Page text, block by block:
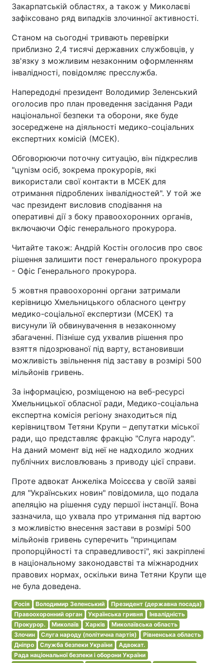
Закарпатській областях, а також у Миколаєві
зафіксовано ряд випадків злочинної активності.
Станом на сьогодні тривають перевірки
приблизно 2,4 тисячі державних службовців, у
зв'язку з можливим незаконним оформленням
інвалідності, повідомляє пресслужба.
Напередодні президент Володимир Зеленський
оголосив про план проведення засідання Ради
національної безпеки та оборони, яке буде
зосереджене на діяльності медико-соціальних
експертних комісій (МСЕК).
Обговорюючи поточну ситуацію, він підкреслив
"цynізм осіб, зокрема прокурорів, які
використали свої контакти в МСЕК для
отримання підроблених інвалідностей". У той же
час президент висловив сподівання на
оперативні дії з боку правоохоронних органів,
включаючи Офіс генерального прокурора.
Читайте також: Андрій Костін оголосив про своє
рішення залишити пост генерального прокурора
- Офіс Генерального прокурора.
5 жовтня правоохоронні органи затримали
керівницю Хмельницького обласного центру
медико-соціальної експертизи (МСЕК) та
висунули їй обвинувачення в незаконному
збагаченні. Пізніше суд ухвалив рішення про
взяття підозрюваної під варту, встановивши
можливість звільнення під заставу в розмірі 500
мільйонів гривень.
За інформацією, розміщеною на веб-ресурсі
Хмельницької обласної ради, Медико-соціальна
експертна комісія регіону знаходиться під
керівництвом Тетяни Крупи – депутатки міської
ради, що представляє фракцію "Слуга народу".
На даний момент від неї не надходило жодних
публічних висловлювань з приводу цієї справи.
Проте адвокат Анжеліка Моісєєва у своїй заяві
для "Українських новин" повідомила, що подала
апеляцію на рішення суду першої інстанції. Вона
зазначила, що ухвала про утримання під вартою
з можливістю внесення застави в розмірі 500
мільйонів гривень суперечить "принципам
пропорційності та справедливості", які закріплені
в національному законодавстві та міжнародних
правових нормах, оскільки вина Тетяни Крупи ще
не була доведена.
Росія Володимир Зеленський
Президент (державна посада)
Правоохоронний орган
Українська гривня
Інвалідність
Прокурор.
Миколаїв Харків
Миколаївська область
Злочин
Слуга народу (політична партія)
Рівненська область
Дніпро
Служба безпеки України
Адвокат.
Рада національної безпеки і оборони України